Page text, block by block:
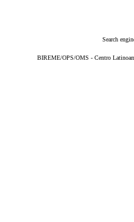
Search
BIREME/OPS/OMS - Centro